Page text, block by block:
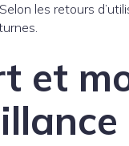
les retours
et